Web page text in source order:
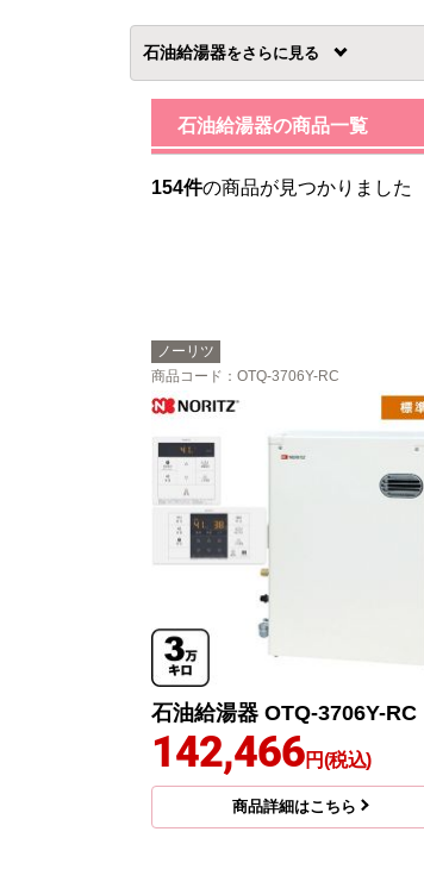
石油給湯器を
石油給湯器の商品一覧
154件の商品が見つかりました
ノーリツ
商品コード ：OTQ-3706Y-RC
石油給湯器 OTQ-3706Y-RC
142,466円(税込)
商品詳細はこちら